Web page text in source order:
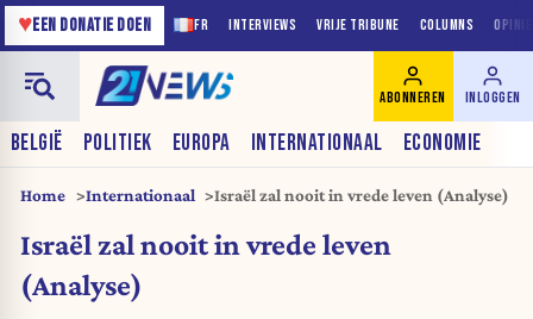
FR INTERVIEWS VRIJE TRIBUNE COLUMNS
♥EEN DONATIE DOEN
BELGIË POLITIEK EUROPA INTERNATIONAAL ECONOMIE
ABONNEREN INLOGGEN
Home Internationaal Israël zal nooit in vrede leven (Analyse)
Israël zal nooit in vrede leven
(Analyse)